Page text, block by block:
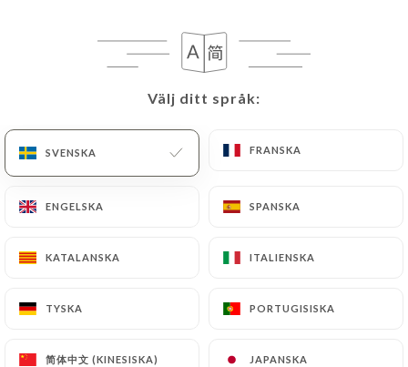
Välj ditt språk:
SVENSKA FRANSKA
ENGELSKA SPANSKA
KATALANSKA ITALIENSKA
TYSKA PORTUGISISKA
简体中文 (KINESISKA) JAPANSKA
Välj ditt språk:
SVENSKA FRANSKA
ENGELSKA SPANSKA
KATALANSKA ITALIENSKA
TYSKA PORTUGISISKA
简体中文 (KINESISKA) JAPANSKA